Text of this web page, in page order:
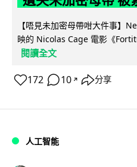
【唔見未加密母帶咁大件事】
映的 Nicolas Cage 電影《
閱讀全文
172 10 ↗ 分享
人工智能